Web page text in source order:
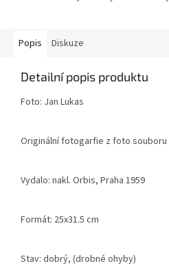
Popis Diskuze
Detailní popis produktu
Foto: Jan Lukas
Originální fotogarfie z foto souboru
Vydalo: nakl. Orbis, Praha 1959
Formát: 25x31.5 cm
Stav: dobrý, (drobné ohyby)